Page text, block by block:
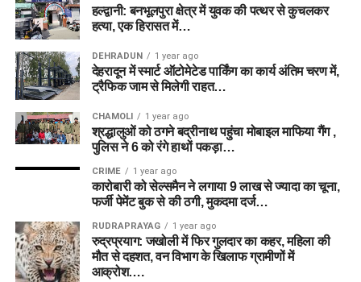
हल्द्वानी: बनभूलपुरा क्षेत्र में युवक की पत्थर से कुचलकर
हत्या, एक हिरासत में…
DEHRADUN 1 year ago
देहरादून में स्मार्ट ऑटोमेटेड पार्किंग का कार्य अंतिम चरण में,
ट्रैफिक जाम से मिलेगी राहत…
CHAMOLI 1 year ago
श्रद्धालुओं को ठगने बद्रीनाथ पहुंचा मोबाइल माफिया गैंग ,
पुलिस ने 6 को रंगे हाथों पकड़ा…
CRIME 1 year ago
कारोबारी को सेल्समैन ने लगाया 9 लाख से ज्यादा का चूना,
फर्जी पेमेंट बुक से की ठगी, मुकदमा दर्ज…
RUDRAPRAYAG 1 year ago
रुद्रप्रयाग: जखोली में फिर गुलदार का कहर, महिला की
मौत से दहशत, वन विभाग के खिलाफ ग्रामीणों में
आक्रोश….